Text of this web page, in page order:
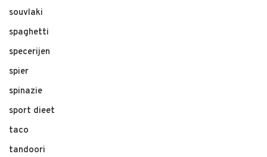
souvlaki
spaghetti
specerijen
spier
spinazie
sport dieet
taco
tandoori